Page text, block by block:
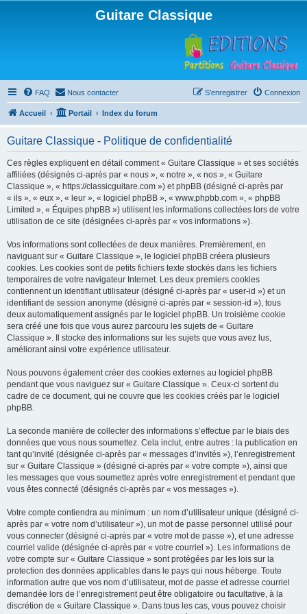
Guitare Classique
FAQ Nous contacter Connexion
S’enregistrer
Accueil Portail Index du forum
Guitare Classique - Politique de confidentialité
Ces règles expliquent en détail comment « Guitare Classique » et ses sociétés
affiliées (désignés ci-après par « nous », « notre », « nos », « Guitare
Classique », « https://classicguitare.com ») et phpBB (désigné ci-après par
« ils », « eux », « leur », « logiciel phpBB », « www.phpbb.com », « phpBB
Limited », « Équipes phpBB ») utilisent les informations collectées lors de votre
utilisation de ce site (désignées ci-après par « vos informations »).
Vos informations sont collectées de deux manières. Premièrement, en
naviguant sur « Guitare Classique », le logiciel phpBB créera plusieurs
cookies. Les cookies sont de petits fichiers texte stockés dans les fichiers
temporaires de votre navigateur Internet. Les deux premiers cookies
contiennent un identifiant utilisateur (désigné ci-après par « user-id ») et un
identifiant de session anonyme (désigné ci-après par « session-id »), tous
deux automatiquement assignés par le logiciel phpBB. Un troisième cookie
sera créé une fois que vous aurez parcouru les sujets de « Guitare
Classique ». Il stocke des informations sur les sujets que vous avez lus,
améliorant ainsi votre expérience utilisateur.
Nous pouvons également créer des cookies externes au logiciel phpBB
pendant que vous naviguez sur « Guitare Classique ». Ceux-ci sortent du
cadre de ce document, qui ne couvre que les cookies créés par le logiciel
phpBB.
La seconde manière de collecter des informations s’effectue par le biais des
données que vous nous soumettez. Cela inclut, entre autres : la publication en
tant qu’invité (désignée ci-après par « messages d’invités »), l’enregistrement
sur « Guitare Classique » (désigné ci-après par « votre compte »), ainsi que
les messages que vous soumettez après votre enregistrement et pendant que
vous êtes connecté (désignés ci-après par « vos messages »).
Votre compte contiendra au minimum : un nom d’utilisateur unique (désigné ci-
après par « votre nom d’utilisateur »), un mot de passe personnel utilisé pour
vous connecter (désigné ci-après par « votre mot de passe »), et une adresse
courriel valide (désignée ci-après par « votre courriel »). Les informations de
votre compte sur « Guitare Classique » sont protégées par les lois sur la
protection des données applicables dans le pays qui nous héberge. Toute
information autre que vos nom d’utilisateur, mot de passe et adresse courriel
demandée lors de l’enregistrement peut être obligatoire ou facultative, à la
discrétion de « Guitare Classique ». Dans tous les cas, vous pouvez choisir